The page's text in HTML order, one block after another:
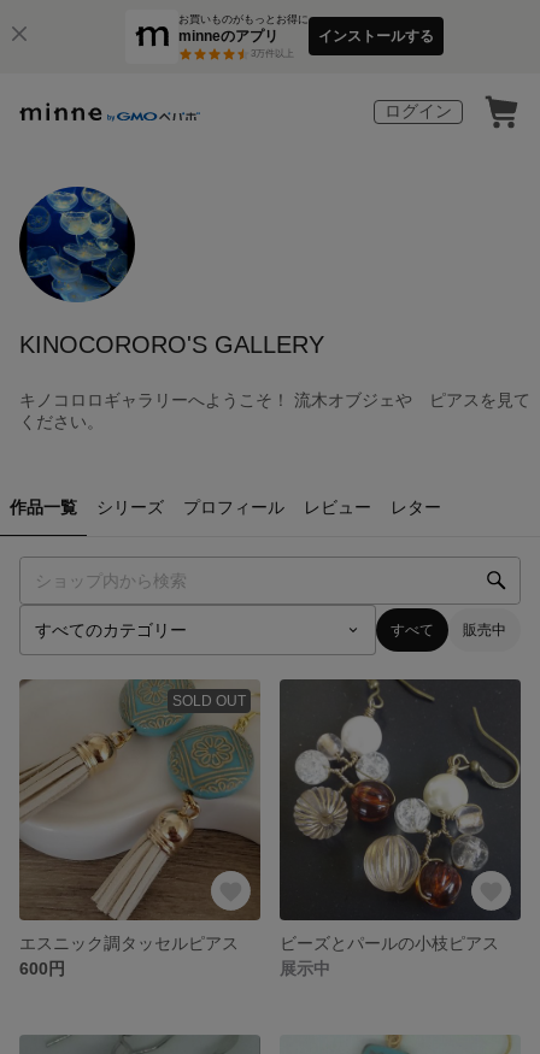
お買いものがもっとお得に
minneのアプリ
3万件以上
インストールする
ログイン
KINOCORORO'S GALLERY
キノコロロギャラリーへようこそ！ 流木オブジェや ピアスを見て
ください。
作品一覧 シリーズ プロフィール レビュー レター
すべて 販売中
SOLD OUT
エスニック調タッセルピアス
600円
ビーズとパールの小枝ピアス
展示中